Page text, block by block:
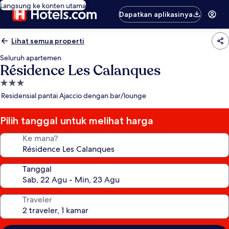
Langsung ke konten utama
Dapatkan aplikasinya
Lihat semua properti
Seluruh apartemen
Résidence Les Calanques
Properti
bintang
Residensial pantai Ajaccio dengan bar/lounge
Pilih tanggal untuk melihat harga
Ke mana?
Tanggal
Traveler